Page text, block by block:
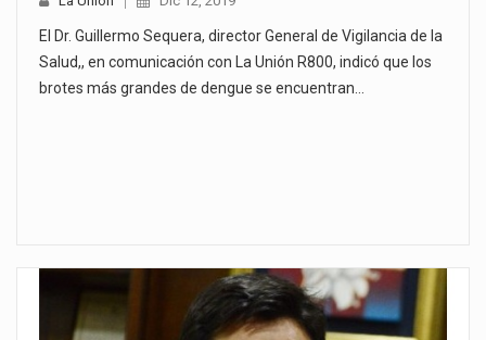
El Dr. Guillermo Sequera, director General de Vigilancia de la
Salud,, en comunicación con La Unión R800, indicó que los
brotes más grandes de dengue se encuentran…